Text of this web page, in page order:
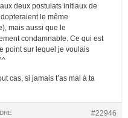
deux postulats initiaux de
le même
mais aussi que le
condamnable. Ce qui est
point sur lequel je voulais
cas, si jamais t’as mal à ta
#22946